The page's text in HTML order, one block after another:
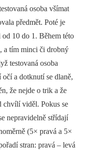
osoba všímat
předmět. Poté je
10 do 1. Během této
a tím minci či drobný
testovaná osoba
a dotknutí se dlaně,
že nejde o trik a že
chvílí viděl. Pokus se
nepravidelně střídají
(5× pravá a 5×
stran: pravá –⁠ levá